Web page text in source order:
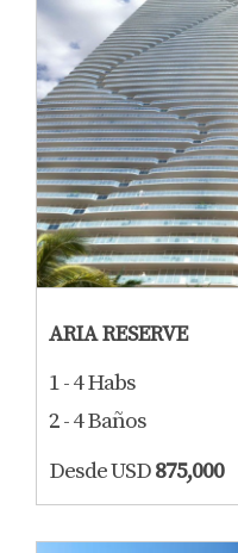
ARIA RESERVE
1 - 4 Habs
2 - 4 Baños
Desde USD875,000